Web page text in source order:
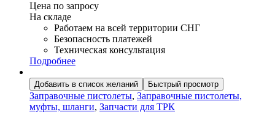
Цена по запросу
На складе
Работаем на всей территории СНГ
Безопасность платежей
Техническая консультация
Подробнее
Добавить в список желаний Быстрый просмотр
Заправочные пистолеты, Заправочные пистолеты,
муфты, шланги, Запчасти для ТРК